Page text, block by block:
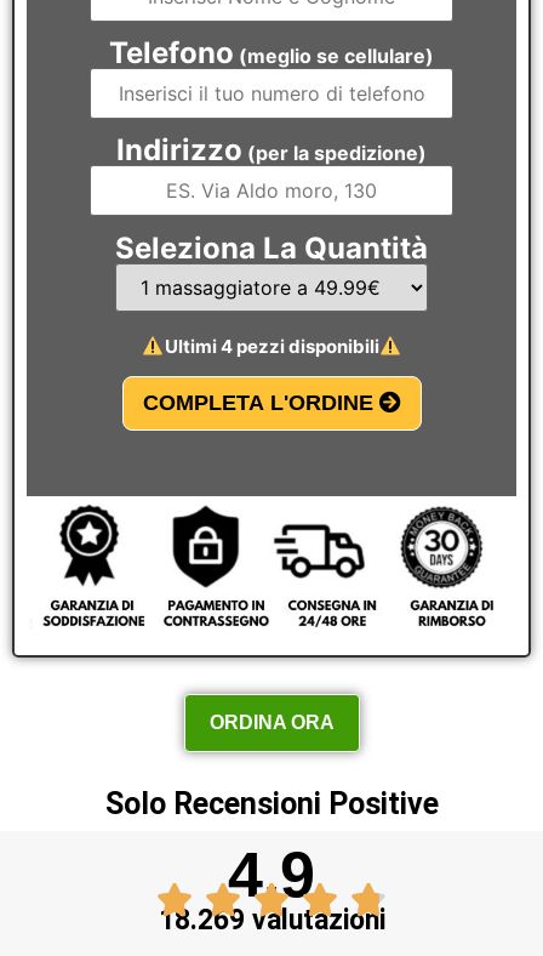
Telefono (meglio se cellulare)
Indirizzo (per la spedizione)
Seleziona La Quantità
Ultimi 4 pezzi disponibili
COMPLETA L'ORDINE
ORDINA ORA
Solo Recensioni Positive
4.9
18.269 valutazioni